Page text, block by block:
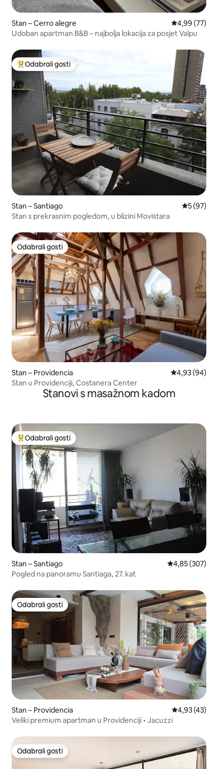
Stan – Cerro alegre Prosječna
4,99 (77)
Udoban apartman B&B – najbolja lokacija za posjet Valpu
Među najviše rangiranima s oznakom „Odabrali gosti”
Odabrali gosti
Stan – Santiago Prosječna
5 (97)
Stan s prekrasnim pogledom, u blizini Movistara
Odabrali gosti
Odabrali gosti
Stan – Providencia Prosječna
4,93 (94)
Stan u Providenciji, Costanera Center
Stanovi s masažnom kadom
Među najviše rangiranima s oznakom „Odabrali gosti”
Odabrali gosti
Stan – Santiago Prosječna
4,85 (307)
Pogled na panoramu Santiaga, 27. kat
Odabrali gosti
Odabrali gosti
Stan – Providencia Prosječna
4,93 (43)
Veliki premium apartman u Providenciji • Jacuzzi
Odabrali gosti
Odabrali gosti